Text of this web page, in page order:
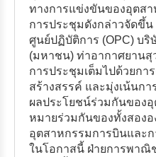
ทางการแข่งขันของอุตสา
การประชุมดังกล่าวจัดขึ้
ศูนย์ปฏิบัติการ (OPC) บริ
(มหาชน) ท่าอากาศยาน
การประชุมเต็มไปด้วยกา
สร้างสรรค์ และมุ่งเน้นก
ผลประโยชน์ร่วมกันของ
หมายร่วมกันของทั้งสอง
อุตสาหกรรมการบินและ
ในโอกาสนี้ ฝ่ายการพา